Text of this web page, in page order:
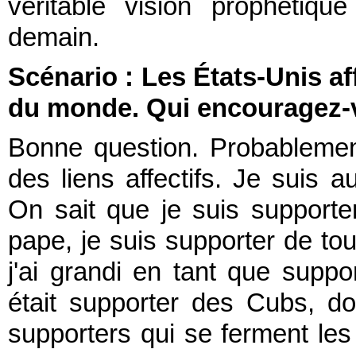
véritable vision
demain.
Scénario : Les États-Unis
du monde. Qui
Bonne question.
des liens affectifs. Je suis
On sait que je suis
pape, je suis supporter de
j'ai grandi en tant que
était supporter des Cubs,
supporters qui se ferment